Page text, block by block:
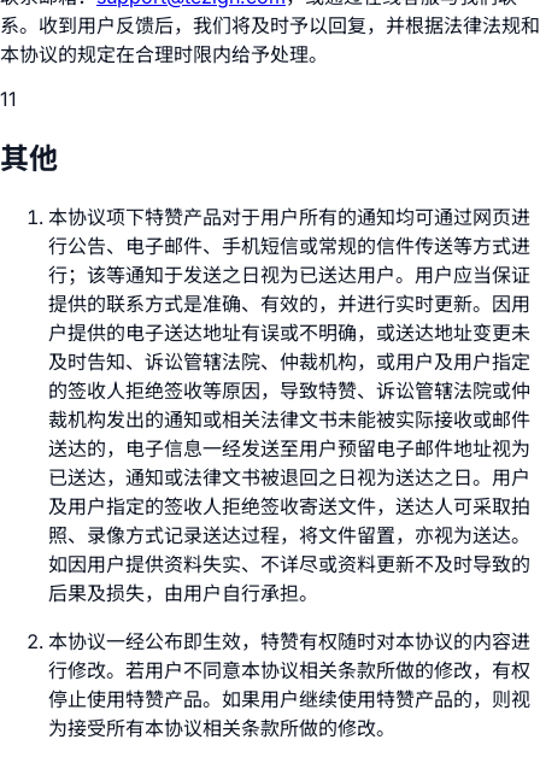
系。收到用户反馈后，我们将及时予以回复，并根据法律法规和
本协议的规定在合理时限内给予处理。
11
其他
本协议项下特赞产品对于用户所有的通知均可通过网页进
行公告、电子邮件、手机短信或常规的信件传送等方式进
行；该等通知于发送之日视为已送达用户。用户应当保证
提供的联系方式是准确、有效的，并进行实时更新。因用
户提供的电子送达地址有误或不明确，或送达地址变更未
及时告知、诉讼管辖法院、仲裁机构，或用户及用户指定
的签收人拒绝签收等原因，导致特赞、诉讼管辖法院或仲
裁机构发出的通知或相关法律文书未能被实际接收或邮件
送达的，电子信息一经发送至用户预留电子邮件地址视为
已送达，通知或法律文书被退回之日视为送达之日。用户
及用户指定的签收人拒绝签收寄送文件，送达人可采取拍
照、录像方式记录送达过程，将文件留置，亦视为送达。
如因用户提供资料失实、不详尽或资料更新不及时导致的
后果及损失，由用户自行承担。
本协议一经公布即生效，特赞有权随时对本协议的内容进
行修改。若用户不同意本协议相关条款所做的修改，有权
停止使用特赞产品。如果用户继续使用特赞产品的，则视
为接受所有本协议相关条款所做的修改。